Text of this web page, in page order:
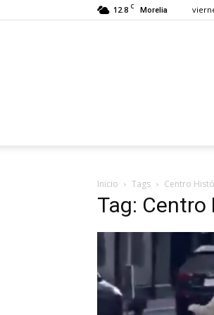
12.8 C Morelia
Inicio Tags Centro
Tag: